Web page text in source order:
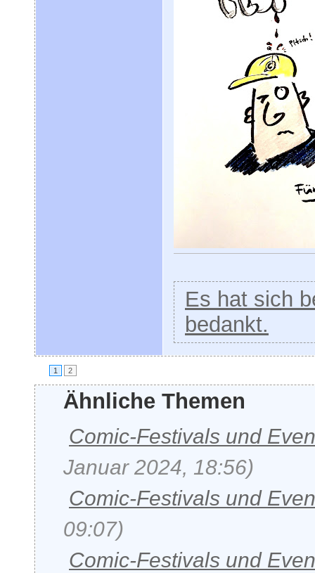
Es hat sich
bedankt.
1 2
Ähnliche Themen
Comic-Festivals und
Januar 2024, 18:56)
Comic-Festivals und
09:07)
Comic-Festivals und